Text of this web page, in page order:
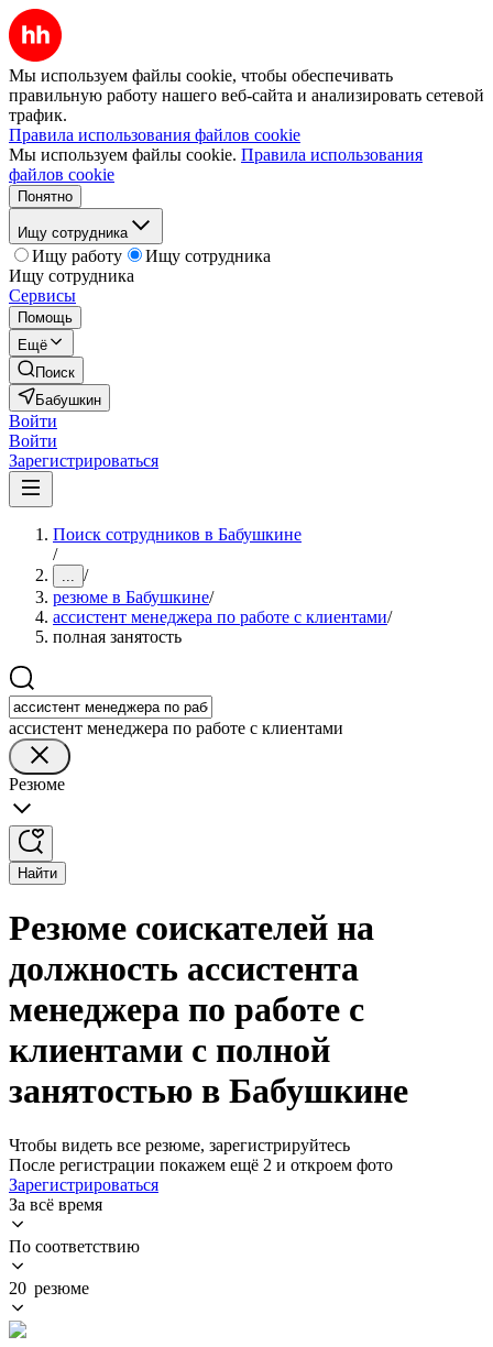
Мы используем файлы cookie, чтобы обеспечивать
правильную работу нашего веб-сайта и анализировать сетевой
трафик.
Правила использования файлов cookie
Мы используем файлы cookie. Правила использования
файлов cookie
Понятно
Ищу сотрудника
Ищу работу
Ищу сотрудника
Ищу сотрудника
Сервисы
Помощь
Ещё
Поиск
Бабушкин
Войти
Войти
Зарегистрироваться
Поиск сотрудников в Бабушкине
/
... /
резюме в Бабушкине/
ассистент менеджера по работе с клиентами/
полная занятость
ассистент менеджера по работе с клиентами
Резюме
Найти
Резюме соискателей на
должность ассистента
менеджера по работе с
клиентами с полной
занятостью в Бабушкине
Чтобы видеть все резюме, зарегистрируйтесь
После регистрации покажем ещё 2 и откроем фото
Зарегистрироваться
За всё время
По соответствию
20 резюме